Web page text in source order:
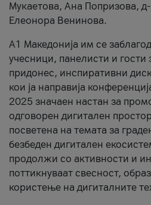
Мукаетова, Ана Попризова,
Елеонора Венинова.
А1 Македонија им се
учесници, панелисти и гости
придонес, инспиративни
кои ја направија
2025 значаен настан за
одговорен дигитален
посветена на темата за
безбеден дигитален
продолжи со активности и
поттикнуваат свесност,
користење на дигиталните